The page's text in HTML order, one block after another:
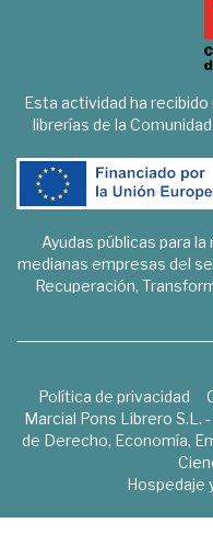
Esta actividad ha
librerías de la
Ayudas públicas para
medianas empresas del
Recuperación,
Política de privacidad
Marcial Pons Librero S.L.
de Derecho, Economía,
Hospedaje